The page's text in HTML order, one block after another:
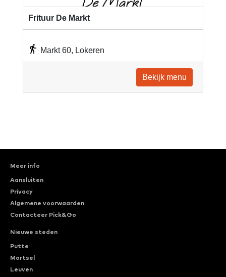
Frituur De Markt
Markt 60, Lokeren
Bekijk menu
Meer info
Aansluiten
Privacy
Algemene voorwaarden
Contacteer Pick&Go
Nieuwe steden
Putte
Mortsel
Leuven